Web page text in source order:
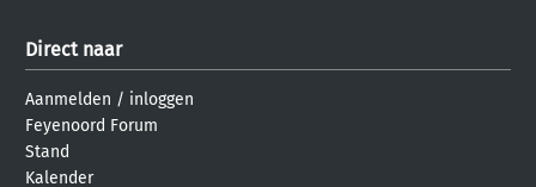
Direct naar
Aanmelden / inloggen
Feyenoord Forum
Stand
Kalender